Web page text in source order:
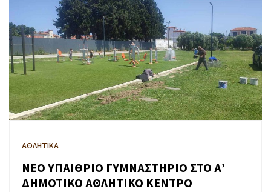
ΑΘΛΗΤΙΚΑ
ΝΕΟ ΥΠΑΙΘΡΙΟ ΓΥΜΝΑΣΤΗΡΙΟ ΣΤΟ Α’
ΔΗΜΟΤΙΚΟ ΑΘΛΗΤΙΚΟ ΚΕΝΤΡΟ